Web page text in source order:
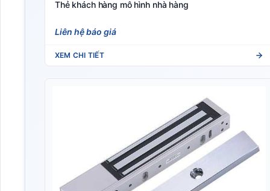
Thẻ khách hàng mô hình nhà hàng
Liên hệ báo giá
XEM CHI TIẾT